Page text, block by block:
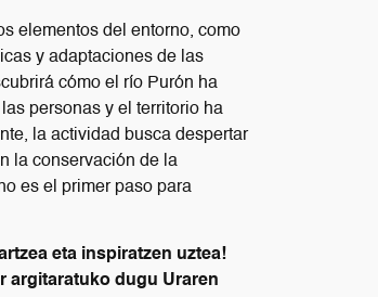
elementos del entorno, como
y adaptaciones de las
cómo el río Purón ha
personas y el territorio ha
la actividad busca despertar
la conservación de la
es el primer paso para
eta inspiratzen uztea!
argitaratuko dugu Uraren